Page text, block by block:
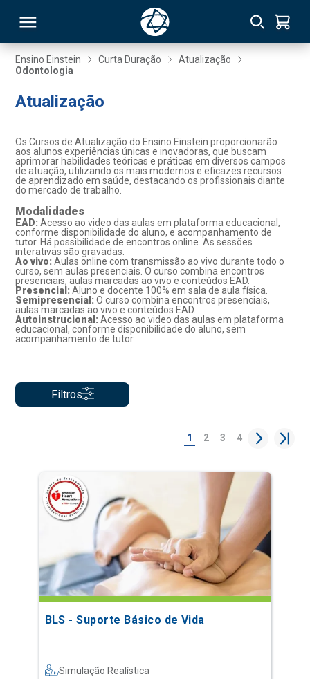
Ensino Einstein Curta Duração
Atualização
Odontologia
Atualização
Os Cursos de Atualização do Ensino Einstein proporcionarão
aos alunos experiências únicas e inovadoras, que buscam
aprimorar habilidades teóricas e práticas em diversos campos
de atuação, utilizando os mais modernos e eficazes recursos
de aprendizado em saúde, destacando os profissionais diante
do mercado de trabalho.
Modalidades
EAD:Acesso ao video das aulas em plataforma educacional,
conforme disponibilidade do aluno, e acompanhamento de
tutor. Há possibilidade de encontros online. As sessões
interativas são gravadas.
Ao vivo: Aulas online com transmissão ao vivo durante todo o
curso, sem aulas presenciais. O curso combina encontros
presenciais, aulas marcadas ao vivo e conteúdos EAD.
Presencial:Aluno e docente 100% em sala de aula física.
Semipresencial:O curso combina encontros presenciais,
aulas marcadas ao vivo e conteúdos EAD.
Autoinstrucional:Acesso ao video das aulas em plataforma
educacional, conforme disponibilidade do aluno, sem
acompanhamento de tutor.
Filtros
1 2 3 4
BLS - Suporte Básico de Vida
Simulação Realística